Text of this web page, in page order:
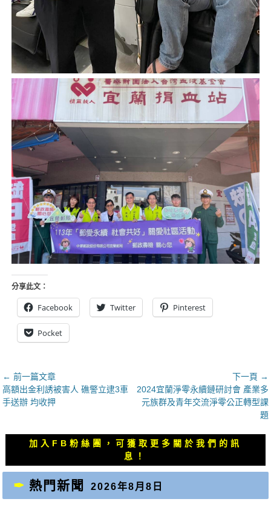
分享此文：
Facebook Twitter Pinterest
Pocket
文
章
導
← 前一篇文章
上
一
高額出金利誘被害人 礁警立逮3車
手送辦 均收押
下一頁 →
下
一
章：
2024宜蘭淨零永續鏈研討會 產業多
元族群及青年交流淨零公正轉型課
題
加入FB粉絲團，可獲取更多關於我們的訊
息！
熱門新聞 2026年8月8日